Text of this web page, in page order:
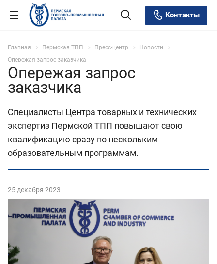
Контакты
Главная Пермская ТПП Пресс-центр
Новости
Опережая запрос заказчика
Опережая запрос
заказчика
Специалисты Центра товарных и технических
экспертиз Пермской ТПП повышают свою
квалификацию сразу по нескольким
образовательным программам.
25 декабря 2023